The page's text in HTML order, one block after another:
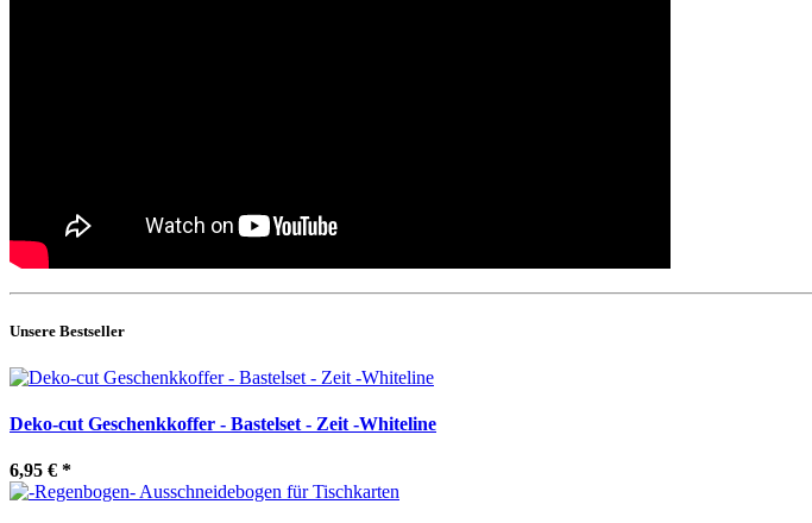
Unsere Bestseller
Deko-cut Geschenkkoffer - Bastelset - Zeit -Whiteline
6,95 € *